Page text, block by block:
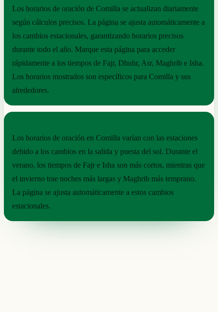
Los horarios de oración de Comilla se actualizan diariamente
según cálculos precisos. La página se ajusta automáticamente a
los cambios estacionales, garantizando horarios precisos
durante todo el año. Marque esta página para acceder
rápidamente a los tiempos de Fajr, Dhuhr, Asr, Maghrib e Isha.
Los horarios mostrados son específicos para Comilla y sus
alrededores.
Los horarios de oración en Comilla varían con las estaciones
debido a los cambios en la salida y puesta del sol. Durante el
verano, los tiempos de Fajr e Isha son más cortos, mientras que
el invierno trae noches más largas y Maghrib más temprano.
La página se ajusta automáticamente a estos cambios
estacionales.